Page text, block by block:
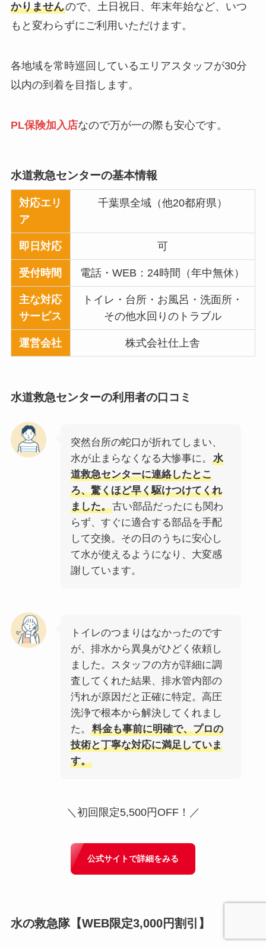
かりませんので、土日祝日、年末年始など、いつ
もと変わらずにご利用いただけます。
各地域を常時巡回しているエリアスタッフが30分
以内の到着を目指します。
PL保険加入店なので万が一の際も安心です。
水道救急センターの基本情報
対応エリ
ア
千葉県全域（他20都府県）
即日対応 可
受付時間 電話・WEB：24時間（年中無休）
主な対応
サービス
トイレ・台所・お風呂・洗面所・
その他水回りのトラブル
運営会社 株式会社仕上舎
水道救急センターの利用者の口コミ
突然台所の蛇口が折れてしまい、
水が止まらなくなる大惨事に。
水
道救急センターに連絡したとこ
ろ、驚くほど早く駆けつけてくれ
ました。古い部品だったにも関わ
らず、すぐに適合する部品を手配
して交換。その日のうちに安心し
て水が使えるようになり、大変感
謝しています。
トイレのつまりはなかったのです
が、排水から異臭がひどく依頼し
ました。スタッフの方が詳細に調
査してくれた結果、排水管内部の
汚れが原因だと正確に特定。高圧
洗浄で根本から解決してくれまし
た。
料金も事前に明確で、プロの
技術と丁寧な対応に満足していま
す。
＼初回限定5,500円OFF！／
公式サイトで詳細をみる
水の救急隊【WEB限定3,000円割引】